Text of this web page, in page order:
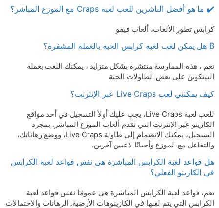
✔️ ما هو أفضل الناشرين للعب لعبة Craps مع الموزع المباشر؟
كرابس تطور الألعاب، ألعاب فيفو
₿ هل يمكن لعب لعبة كرابس الحية بالعملة المشفرة؟
نعم ، هذه الممارسة منتشرة بشكل متزايد ، يمكنك اللعب بعملة
البيتكوين على بعض الطاولات الحية
كيف يمكنني لعب Live Craps عبر الإنترنت؟
للعب لعبة Live Craps، يجب عليك أولاً التسجيل في أحد مواقع
الكازينو عبر الإنترنت التي تقدم ألعاب الموزع المباشر. بمجرد
التسجيل، يمكنك الانضمام إلى طاولة Live Craps، ووضع رهاناتك،
والتفاعل مع الموزع وأحيانًا لاعبين آخرين.
هل قواعد لعبة الكرابس المباشرة هي نفس قواعد لعبة الكرابس
في الكازينو الفعلي؟
نعم، قواعد لعبة الكرابس المباشرة هي عمومًا نفس قواعد لعبة
الكرابس التي يتم لعبها في الكازينوهات الأرضية. الرهانات والاحتمالات